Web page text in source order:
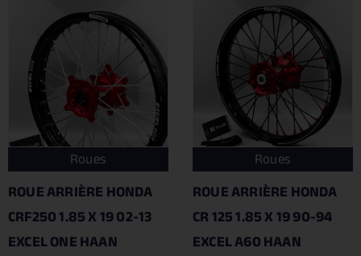
Roues
ROUE ARRIÈRE HONDA
CRF250 1.85 X 19 02-13
EXCEL ONE HAAN
Roues
ROUE ARRIÈRE HONDA
CR 125 1.85 X 19 90-94
EXCEL A60 HAAN